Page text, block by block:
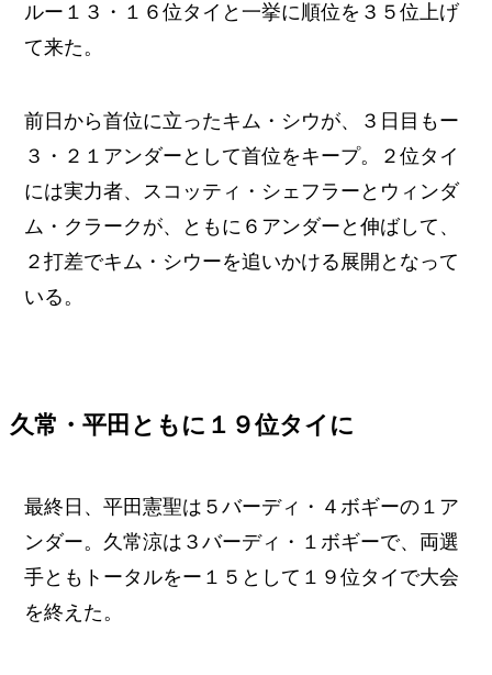
ルー１３・１６位タイと一挙に順位を３５位上げ
て来た。
前日から首位に立ったキム・シウが、３日目もー
３・２１アンダーとして首位をキープ。２位タイ
には実力者、スコッティ・シェフラーとウィンダ
ム・クラークが、ともに６アンダーと伸ばして、
２打差でキム・シウーを追いかける展開となって
いる。
久常・平田ともに１９位タイに
最終日、平田憲聖は５バーディ・４ボギーの１ア
ンダー。久常涼は３バーディ・１ボギーで、両選
手ともトータルをー１５として１９位タイで大会
を終えた。